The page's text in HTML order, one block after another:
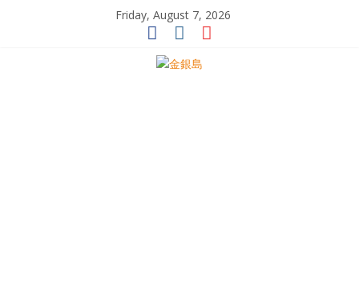
Friday, August 7, 2026